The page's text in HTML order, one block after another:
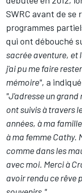
SWRC avant de
programmes
qui ont débouché
sacrée aventure, et
j'ai pu me faire
mémoire", a
"J'adresse un
ont suivis à travers
années, à ma
à ma femme Cathy.
comme dans les
avec moi. Merci à
avoir rendu ce rêve